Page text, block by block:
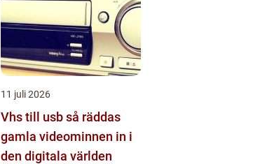
11 juli 2026
Vhs till usb så räddas
gamla videominnen in i
den digitala världen